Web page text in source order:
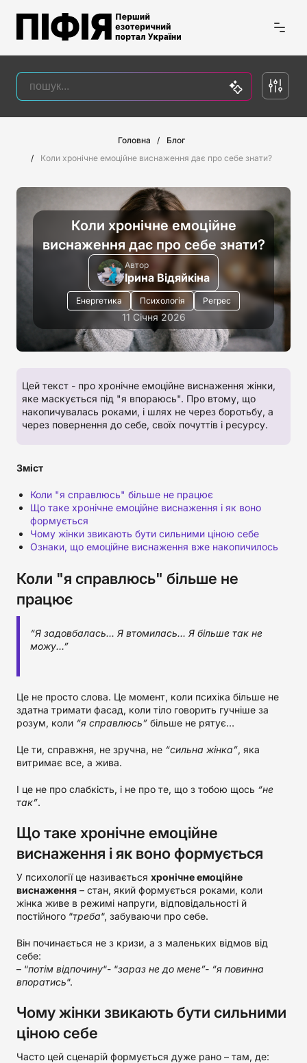
Головна
Блог
Коли хронічне емоційне виснаження дає про себе знати?
Коли хронічне емоційне
виснаження дає про себе знати?
Автор
Ірина Відяйкіна
Енергетика Психологія Регрес
11 Січня 2026
Цей текст - про хронічне емоційне виснаження жінки,
яке маскується під "я впораюсь". Про втому, що
накопичувалась роками, і шлях не через боротьбу, а
через повернення до себе, своїх почуттів і ресурсу.
Зміст
Коли "я справлюсь" більше не працює
Що таке хронічне емоційне виснаження і як воно
формується
Чому жінки звикають бути сильними ціною себе
Ознаки, що емоційне виснаження вже накопичилось
Коли "я справлюсь" більше не
працює
“Я задовбалась... Я втомилась... Я більше так не
можу…”
Це не просто слова. Це момент, коли психіка більше не
здатна тримати фасад, коли тіло говорить гучніше за
розум, коли “я справлюсь” більше не рятує…
Це ти, справжня, не зручна, не “сильна жінка”, яка
витримає все, а жива.
І це не про слабкість, і не про те, що з тобою щось “не
так”.
Що таке хронічне емоційне
виснаження і як воно формується
У психології це називається хронічне емоційне
виснаження – стан, який формується роками, коли
жінка живе в режимі напруги, відповідальності й
постійного “треба“, забуваючи про себе.
Він починається не з кризи, а з маленьких відмов від
себе:
– “потім відпочину“- “зараз не до мене”- “я повинна
впоратись“.
Чому жінки звикають бути сильними
ціною себе
Часто цей сценарій формується дуже рано – там, де: